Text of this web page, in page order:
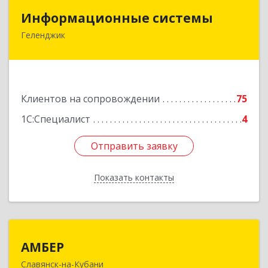
Информационные системы
Геленджик
Клиентов на сопровождении
75
1С:Специалист
4
Отправить заявку
Показать контакты
353475, Краснодарский край, Геленджик г,
Отправить заявку
Назад
АМБЕР
Славянск-на-Кубани